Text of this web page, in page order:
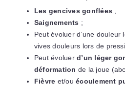
Les gencives gonflées ;
Saignements ;
Peut évoluer d’une
vives douleurs lors de
Peut évoluerd’un léger
déformation de la joue
Fièvre et/ouécoulement